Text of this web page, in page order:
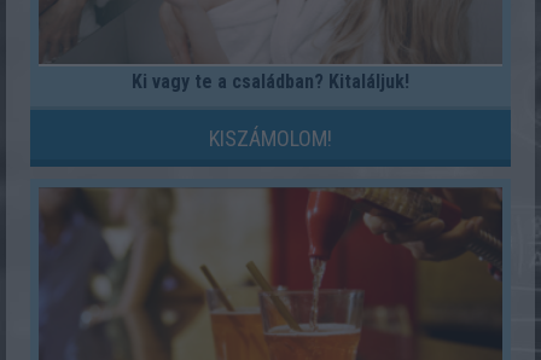
Ki vagy te a családban? Kitaláljuk!
KISZÁMOLOM!